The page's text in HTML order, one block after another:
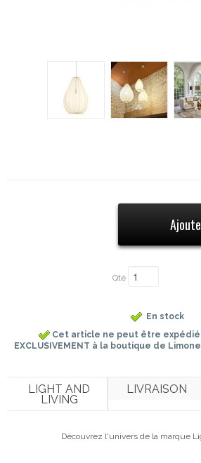
Qté
En stock
Cet article ne peut être
EXCLUSIVEMENT à la boutique de
LIGHT AND
LIVING
LIVRAISON
Découvrez l'univers de la marque